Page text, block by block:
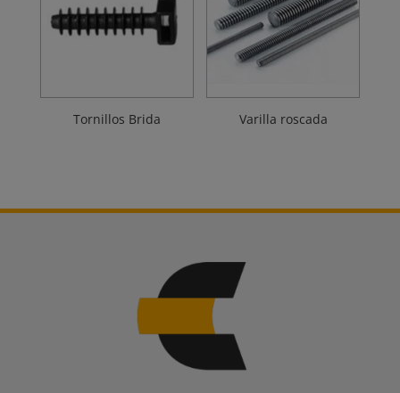
Tornillos Brida Varilla roscada